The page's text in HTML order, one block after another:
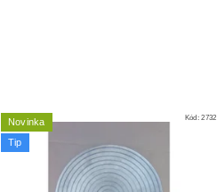
Novinka
Tip
Kód:2732